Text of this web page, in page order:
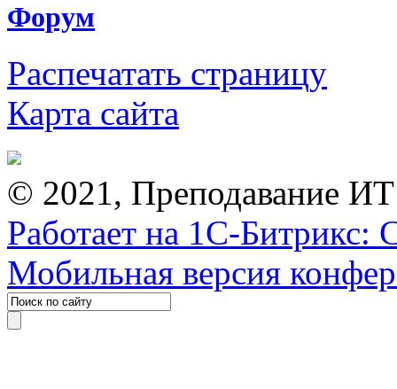
Форум
Распечатать страницу
Карта сайта
© 2021, Преподавание
Работает на 1С-Битрикс:
Мобильная версия